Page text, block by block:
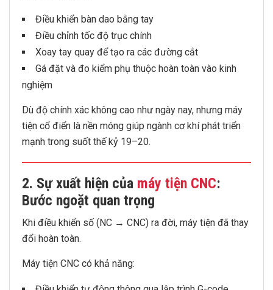
Điều khiển bàn dao bằng tay
Điều chỉnh tốc độ trục chính
Xoay tay quay để tạo ra các đường cắt
Gá đặt và đo kiểm phụ thuộc hoàn toàn vào kinh
nghiệm
Dù độ chính xác không cao như ngày nay, nhưng máy
tiện cổ điển là nền móng giúp ngành cơ khí phát triển
mạnh trong suốt thế kỷ 19–20.
2. Sự xuất hiện của máy tiện CNC:
Bước ngoặt quan trọng
Khi điều khiển số (NC → CNC) ra đời, máy tiện đã thay
đổi hoàn toàn.
Máy tiện CNC có khả năng: